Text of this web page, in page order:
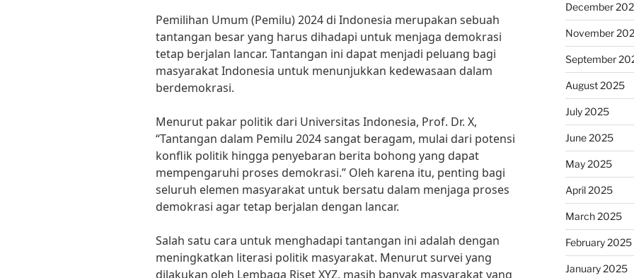
Pemilihan Umum (Pemilu) 2024 di Indonesia merupakan sebuah
tantangan besar yang harus dihadapi untuk menjaga demokrasi
tetap berjalan lancar. Tantangan ini dapat menjadi peluang bagi
masyarakat Indonesia untuk menunjukkan kedewasaan dalam
berdemokrasi.
Menurut pakar politik dari Universitas Indonesia, Prof. Dr. X,
“Tantangan dalam Pemilu 2024 sangat beragam, mulai dari potensi
konflik politik hingga penyebaran berita bohong yang dapat
mempengaruhi proses demokrasi.” Oleh karena itu, penting bagi
seluruh elemen masyarakat untuk bersatu dalam menjaga proses
demokrasi agar tetap berjalan dengan lancar.
Salah satu cara untuk menghadapi tantangan ini adalah dengan
meningkatkan literasi politik masyarakat. Menurut survei yang
dilakukan oleh Lembaga Riset XYZ, masih banyak masyarakat yang
December
November
September
August 2025
July 2025
June 2025
May 2025
April 2025
March 2025
February 2025
January 2025